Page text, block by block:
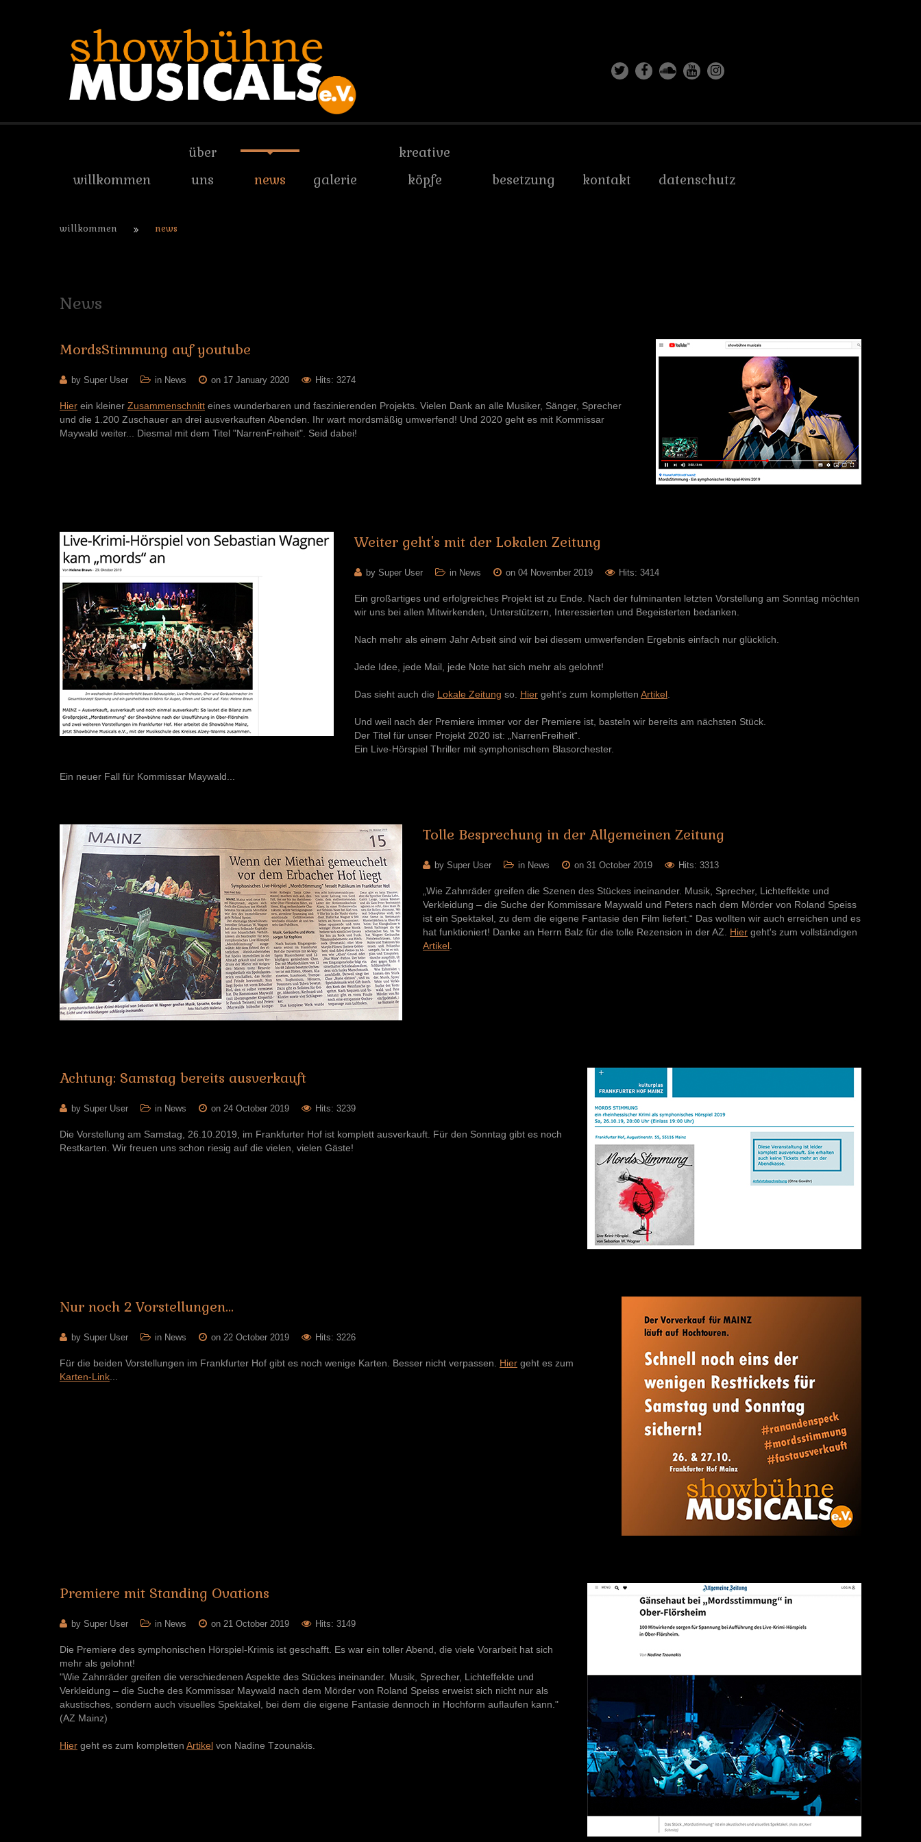
willkommen
über
uns
news galerie
kreative
köpfe
besetzung kontakt datenschutz
willkommen news
News
MordsStimmung auf youtube
by Super User in News on 17 January 2020 Hits: 3274
Hier ein kleiner Zusammenschnitt eines wunderbaren und faszinierenden Projekts. Vielen Dank an alle Musiker, Sänger, Sprecher
und die 1.200 Zuschauer an drei ausverkauften Abenden. Ihr wart mordsmäßig umwerfend! Und 2020 geht es mit Kommissar
Maywald weiter... Diesmal mit dem Titel "NarrenFreiheit". Seid dabei!
Weiter geht's mit der Lokalen Zeitung
by Super User in News on 04 November 2019 Hits: 3414
Ein großartiges und erfolgreiches Projekt ist zu Ende. Nach der fulminanten letzten Vorstellung am Sonntag möchten
wir uns bei allen Mitwirkenden, Unterstützern, Interessierten und Begeisterten bedanken.
Nach mehr als einem Jahr Arbeit sind wir bei diesem umwerfenden Ergebnis einfach nur glücklich.
Jede Idee, jede Mail, jede Note hat sich mehr als gelohnt!
Das sieht auch die Lokale Zeitung so. Hier geht's zum kompletten Artikel.
Und weil nach der Premiere immer vor der Premiere ist, basteln wir bereits am nächsten Stück.
Der Titel für unser Projekt 2020 ist: „NarrenFreiheit“.
Ein Live-Hörspiel Thriller mit symphonischem Blasorchester.
Ein neuer Fall für Kommissar Maywald...
Tolle Besprechung in der Allgemeinen Zeitung
by Super User in News on 31 October 2019 Hits: 3313
„Wie Zahnräder greifen die Szenen des Stückes ineinander. Musik, Sprecher, Lichteffekte und
Verkleidung – die Suche der Kommissare Maywald und Peters nach dem Mörder von Roland Speiss
ist ein Spektakel, zu dem die eigene Fantasie den Film liefert.“ Das wollten wir auch erreichen und es
hat funktioniert! Danke an Herrn Balz für die tolle Rezension in der AZ. Hier geht's zum vollständigen
Artikel.
Achtung: Samstag bereits ausverkauft
by Super User in News on 24 October 2019 Hits: 3239
Die Vorstellung am Samstag, 26.10.2019, im Frankfurter Hof ist komplett ausverkauft. Für den Sonntag gibt es noch
Restkarten. Wir freuen uns schon riesig auf die vielen, vielen Gäste!
Nur noch 2 Vorstellungen...
by Super User in News on 22 October 2019 Hits: 3226
Für die beiden Vorstellungen im Frankfurter Hof gibt es noch wenige Karten. Besser nicht verpassen. Hier geht es zum
Karten-Link...
Premiere mit Standing Ovations
by Super User in News on 21 October 2019 Hits: 3149
Die Premiere des symphonischen Hörspiel-Krimis ist geschafft. Es war ein toller Abend, die viele Vorarbeit hat sich
mehr als gelohnt!
"Wie Zahnräder greifen die verschiedenen Aspekte des Stückes ineinander. Musik, Sprecher, Lichteffekte und
Verkleidung – die Suche des Kommissar Maywald nach dem Mörder von Roland Speiss erweist sich nicht nur als
akustisches, sondern auch visuelles Spektakel, bei dem die eigene Fantasie dennoch in Hochform auflaufen kann."
(AZ Mainz)
Hier geht es zum kompletten Artikel von Nadine Tzounakis.